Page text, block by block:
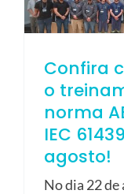
Confira
o
norma
IEC
agosto!
No dia 22 de